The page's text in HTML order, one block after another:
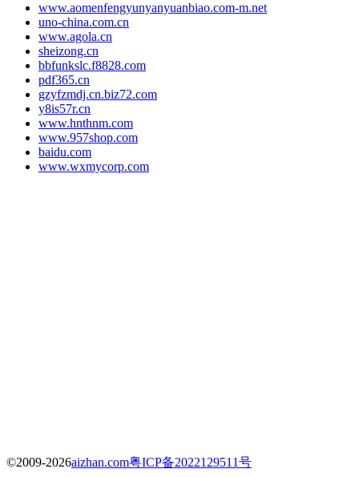
www.aomenfengyunyanyuanbiao.com-m.net
uno-china.com.cn
www.agola.cn
sheizong.cn
bbfunkslc.f8828.com
pdf365.cn
gzyfzmdj.cn.biz72.com
y8is57r.cn
www.hnthnm.com
www.957shop.com
baidu.com
www.wxmycorp.com
©2009-2026aizhan.com粤ICP备2022129511号